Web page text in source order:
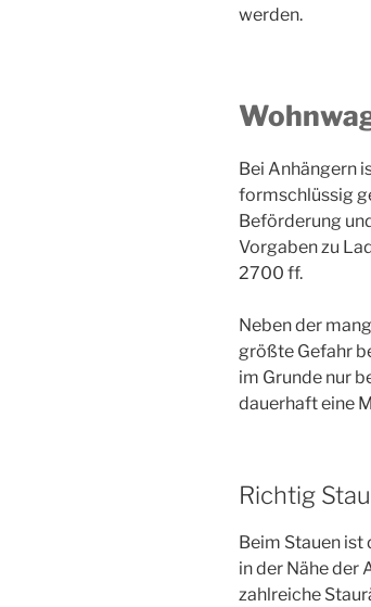
werden.
Bei Anhängern
formschlüssig
Beförderung
Vorgaben zu
2700 ff.
Neben der
größte Gefahr
im Grunde nur
dauerhaft eine
Richtig
Beim Stauen ist
in der Nähe der
zahlreiche